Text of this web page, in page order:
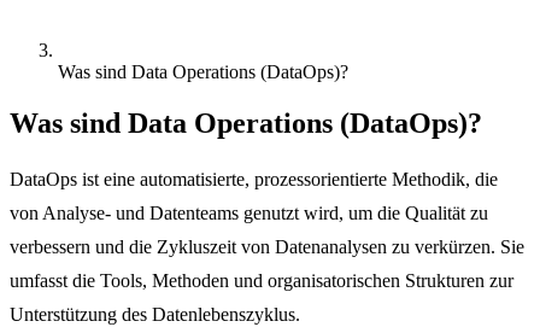
Was sind Data Operations (DataOps)?
Was sind Data Operations (DataOps)?
DataOps ist eine automatisierte, prozessorientierte Methodik, die
von Analyse- und Datenteams genutzt wird, um die Qualität zu
verbessern und die Zykluszeit von Datenanalysen zu verkürzen. Sie
umfasst die Tools, Methoden und organisatorischen Strukturen zur
Unterstützung des Datenlebenszyklus.